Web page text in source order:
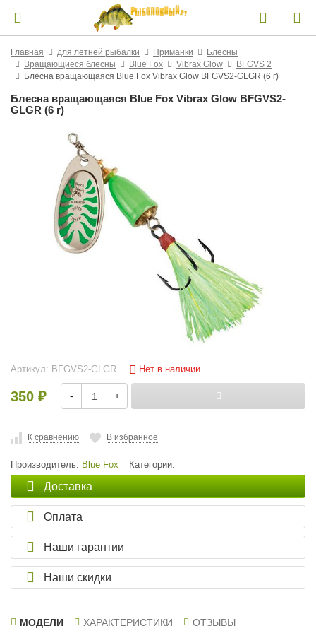
Главная для летней рыбалки Приманки
Блесны
Вращающиеся блесны
Blue Fox Vibrax Glow
BFGVS 2
Блесна вращающаяся Blue Fox Vibrax Glow BFGVS2-GLGR (6 г)
Блесна вращающаяся Blue Fox Vibrax Glow BFGVS2-
GLGR (6 г)
Артикул: BFGVS2-GLGR Нет в наличии
350 ₽ - +
К сравнению В избранное
Производитель: Blue Fox Категории:
Доставка
Оплата
Наши гарантии
Наши скидки
МОДЕЛИ ХАРАКТЕРИСТИКИ ОТЗЫВЫ